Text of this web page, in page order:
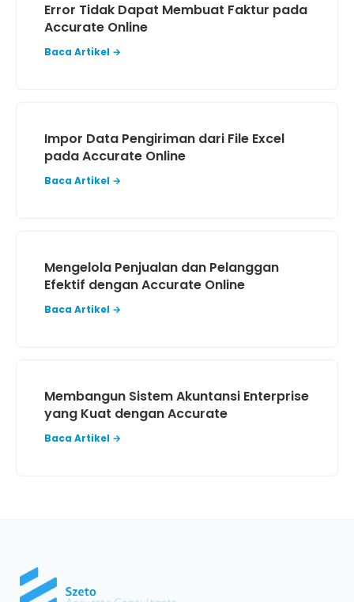
Error Tidak Dapat Membuat Faktur pada
Accurate Online
Baca Artikel →
Impor Data Pengiriman dari File Excel
pada Accurate Online
Baca Artikel →
Mengelola Penjualan dan Pelanggan
Efektif dengan Accurate Online
Baca Artikel →
Membangun Sistem Akuntansi Enterprise
yang Kuat dengan Accurate
Baca Artikel →